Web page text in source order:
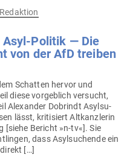
Redaktion
Asyl-Politik — Die
von der AfD treiben
Schatten hervor und
diese vor­geblich ver­sucht,
Alex­ander Dob­rindt Asyl­su­
lässt, kri­ti­siert Alt­kanz­lerin
[siehe Bericht »n‑tv«]. Sie
dass Asyl­su­chende ein
[…]